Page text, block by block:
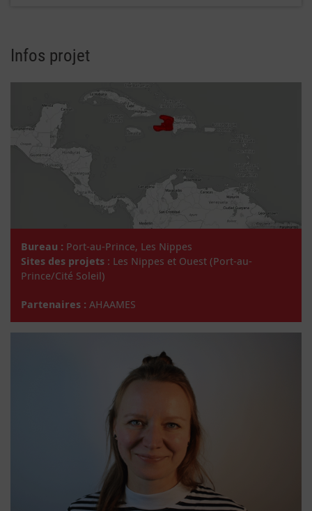
Infos projet
Bureau : Port-au-Prince, Les Nippes
Sites des projets : Les Nippes et Ouest (Port-au-
Prince/Cité Soleil)
Partenaires : AHAAMES